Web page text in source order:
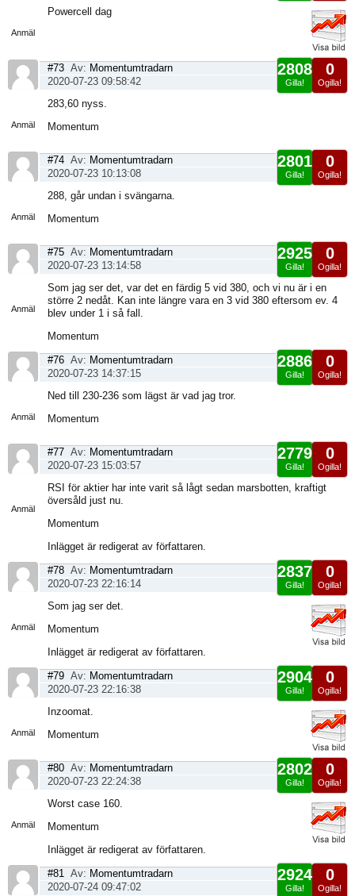
Anmäl
Powercell dag
Anmäl
0
Ogilla!
2808
Gilla!
#73 Av: Momentumtradarn
2020-07-23 09:58:42
283,60 nyss.
Momentum
Anmäl
0
Ogilla!
2801
Gilla!
#74 Av: Momentumtradarn
2020-07-23 10:13:08
288, går undan i svängarna.
Momentum
Anmäl
0
Ogilla!
2925
Gilla!
#75 Av: Momentumtradarn
2020-07-23 13:14:58
Som jag ser det, var det en färdig 5 vid 380, och vi nu är i en
större 2 nedåt. Kan inte längre vara en 3 vid 380 eftersom ev. 4
blev under 1 i så fall.
Momentum
Anmäl
0
Ogilla!
2886
Gilla!
#76 Av: Momentumtradarn
2020-07-23 14:37:15
Ned till 230-236 som lägst är vad jag tror.
Momentum
Anmäl
0
Ogilla!
2779
Gilla!
#77 Av: Momentumtradarn
2020-07-23 15:03:57
RSI för aktier har inte varit så lågt sedan marsbotten, kraftigt
översåld just nu.
Momentum
Inlägget är redigerat av författaren.
Anmäl
0
Ogilla!
2837
Gilla!
#78 Av: Momentumtradarn
2020-07-23 22:16:14
Som jag ser det.
Momentum
Inlägget är redigerat av författaren.
Anmäl
0
Ogilla!
2904
Gilla!
#79 Av: Momentumtradarn
2020-07-23 22:16:38
Inzoomat.
Momentum
Anmäl
0
Ogilla!
2802
Gilla!
#80 Av: Momentumtradarn
2020-07-23 22:24:38
Worst case 160.
Momentum
Inlägget är redigerat av författaren.
0
Ogilla!
2924
Gilla!
#81 Av: Momentumtradarn
2020-07-24 09:47:02